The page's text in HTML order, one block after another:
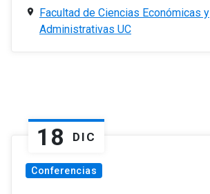
Facultad de Ciencias Económicas y
Administrativas UC
18 DIC
Conferencias